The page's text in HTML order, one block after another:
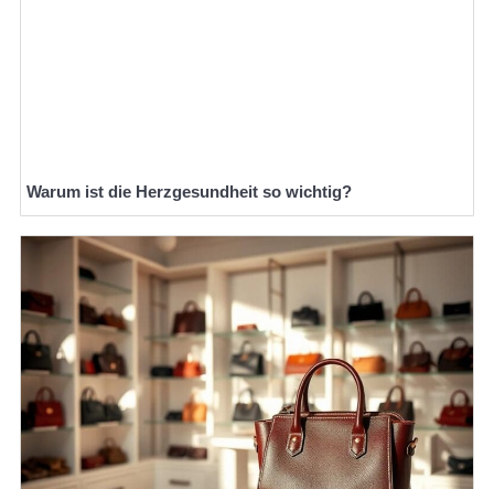
Warum ist die Herzgesundheit so wichtig?